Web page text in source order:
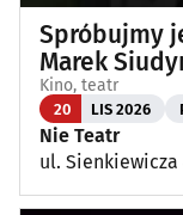
Spróbujmy
Marek
Kino, teatr
20 LIS 2026
Nie Teatr
ul. Sienkiewicza